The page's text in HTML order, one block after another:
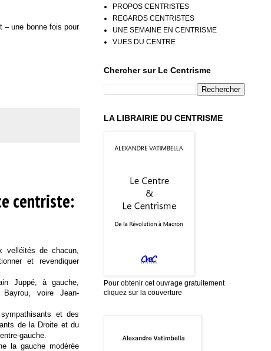
– une bonne fois pour
centriste:
velléités de chacun,
et revendiquer
Juppé, à gauche,
voire Jean-
et des
de la Droite et du
gauche.
la gauche modérée
PROPOS CENTRISTES
REGARDS CENTRISTES
UNE SEMAINE EN CENTRISME
VUES DU CENTRE
Chercher sur Le Centrisme
LA LIBRAIRIE DU CENTRISME
Pour obtenir cet ouvrage gratuitement
cliquez sur la couverture